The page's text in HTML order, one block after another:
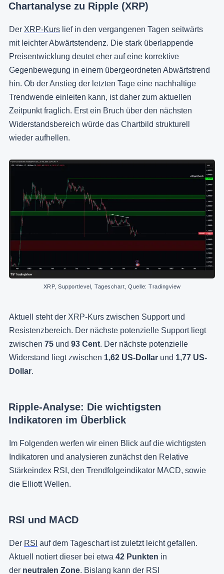
Chartanalyse zu Ripple (XRP)
Der XRP-Kurs lief in den vergangenen Tagen seitwärts
mit leichter Abwärtstendenz. Die stark überlappende
Preisentwicklung deutet eher auf eine korrektive
Gegenbewegung in einem übergeordneten Abwärtstrend
hin. Ob der Anstieg der letzten Tage eine nachhaltige
Trendwende einleiten kann, ist daher zum aktuellen
Zeitpunkt fraglich. Erst ein Bruch über den nächsten
Widerstandsbereich würde das Chartbild strukturell
wieder aufhellen.
XRP, Supportlevel, Tageschart, Quelle: Tradingview
Aktuell steht der XRP-Kurs zwischen Support und
Resistenzbereich. Der nächste potenzielle Support liegt
zwischen 75 und 93 Cent. Der nächste potenzielle
Widerstand liegt zwischen 1,62 US-Dollar und 1,77 US-
Dollar.
Ripple-Analyse: Die wichtigsten
Indikatoren im Überblick
Im Folgenden werfen wir einen Blick auf die wichtigsten
Indikatoren und analysieren zunächst den Relative
Stärkeindex RSI, den Trendfolgeindikator MACD, sowie
die Elliott Wellen.
RSI und MACD
Der RSI auf dem Tageschart ist zuletzt leicht gefallen.
Aktuell notiert dieser bei etwa 42 Punkten in
der neutralen Zone. Bislang kann der RSI